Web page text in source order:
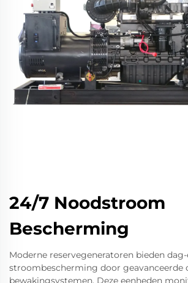
24/7 Noodstroom
Bescherming
Moderne reservegeneratoren bieden
stroombescherming door geavanceerde
bewakingsystemen. Deze eenheden